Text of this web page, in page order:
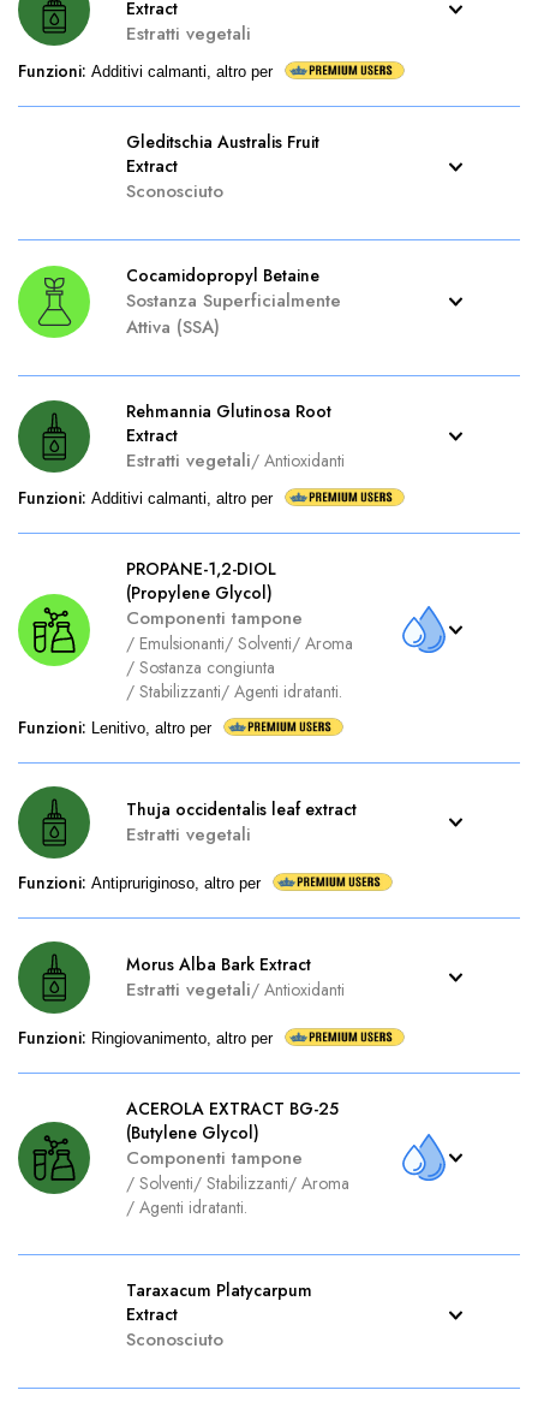
Extract
Estratti vegetali
Funzioni: Additivi calmanti, altro per
Gleditschia Australis Fruit
Extract
Sconosciuto
Cocamidopropyl Betaine
Sostanza Superficialmente
Attiva (SSA)
Rehmannia Glutinosa Root
Extract
Estratti vegetali/ Antioxidanti
Funzioni: Additivi calmanti, altro per
PROPANE-1,2-DIOL
(Propylene Glycol)
Componenti tampone
/ Emulsionanti/ Solventi/ Aroma
/ Sostanza congiunta
/ Stabilizzanti/ Agenti idratanti.
Funzioni: Lenitivo, altro per
Thuja occidentalis leaf extract
Estratti vegetali
Funzioni: Antipruriginoso, altro per
Morus Alba Bark Extract
Estratti vegetali/ Antioxidanti
Funzioni: Ringiovanimento, altro per
ACEROLA EXTRACT BG-25
(Butylene Glycol)
Componenti tampone
/ Solventi/ Stabilizzanti/ Aroma
/ Agenti idratanti.
Taraxacum Platycarpum
Extract
Sconosciuto